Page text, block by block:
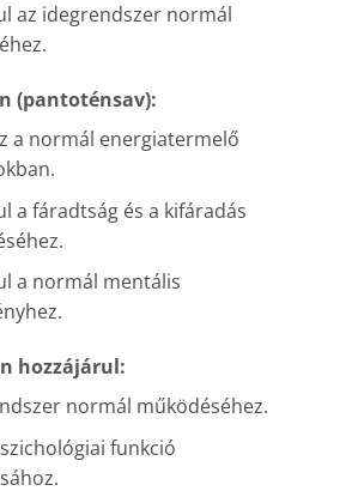
az idegrendszer normál
(pantoténsav):
a normál energiatermelő
a fáradtság és a kifáradás
a normál mentális
hozzájárul:
normál műkö­déséhez.
funkció